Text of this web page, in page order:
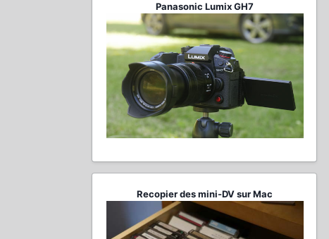
Panasonic Lumix GH7
Recopier des mini-DV sur Mac